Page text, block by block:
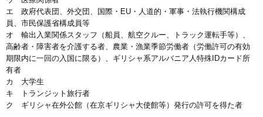
エ 政府代表団、外交団、国際・EU・人道的・軍事・法執行機関構成
員、市民保護省構成員等
オ 輸出入業関係スタッフ（船員、航空クルー、トラック運転手等）、
高齢者・障害者を介護する者、農業・漁業季節労働者（労働許可の有効
期限内に一回の入国に限る）、ギリシャ系アルバニア人特殊IDカード所
有者
カ 大学生
キ トランジット旅行者
ク ギリシャ在外公館（在京ギリシャ大使館等）発行の許可を得た者